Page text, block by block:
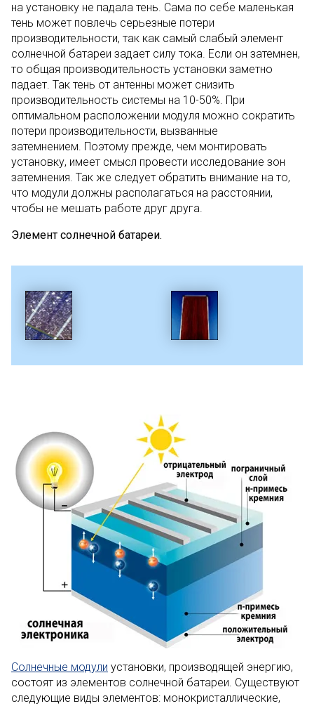
на установку не падала тень. Сама по себе маленькая
тень может повлечь серьезные потери
производительности, так как самый слабый элемент
солнечной батареи задает силу тока. Если он затемнен,
то общая производительность установки заметно
падает. Так тень от антенны может снизить
производительность системы на 10-50%. При
оптимальном расположении модуля можно сократить
потери производительности, вызванные
затемнением. Поэтому прежде, чем монтировать
установку, имеет смысл провести исследование зон
затемнения. Так же следует обратить внимание на то,
что модули должны располагаться на расстоянии,
чтобы не мешать работе друг друга.
Элемент солнечной батареи.
Солнечные модули установки, производящей энергию,
состоят из элементов солнечной батареи. Существуют
следующие виды элементов: монокристаллические,